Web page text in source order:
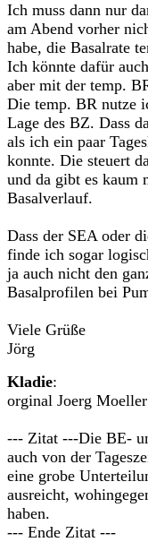
Ich muss dann nur
am Abend vorher
habe, die Basalrate
Ich könnte dafür
aber mit der temp.
Die temp. BR nutze
Lage des BZ. Dass
als ich ein paar
konnte. Die steuert
und da gibt es kaum
Basalverlauf.
Dass der SEA oder
finde ich sogar
ja auch nicht den
Basalprofilen bei
Viele Grüße
Jörg
Kladie:
orginal Joerg
--- Zitat ---Die BE-
auch von der
eine grobe
ausreicht,
haben.
--- Ende Zitat ---